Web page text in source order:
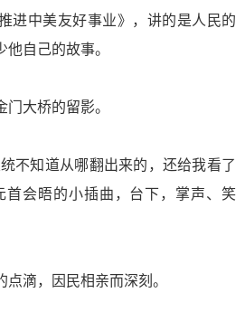
进中美友好事业》，讲的是人民的
自己的故事。
大桥的留影。
知道从哪翻出来的，还给我看了
首会晤的小插曲，台下，掌声、笑
滴，因民相亲而深刻。